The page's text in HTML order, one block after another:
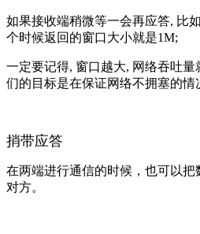
如果接收端稍微等一会再应答, 比
个时候返回的窗口大小就是1M;
一定要记得, 窗口越大, 网络吞吐
们的目标是在保证网络不拥塞的
捎带应答
在两端进行通信的时候，也可以
对方。